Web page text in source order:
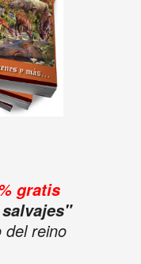
gratis
del reino